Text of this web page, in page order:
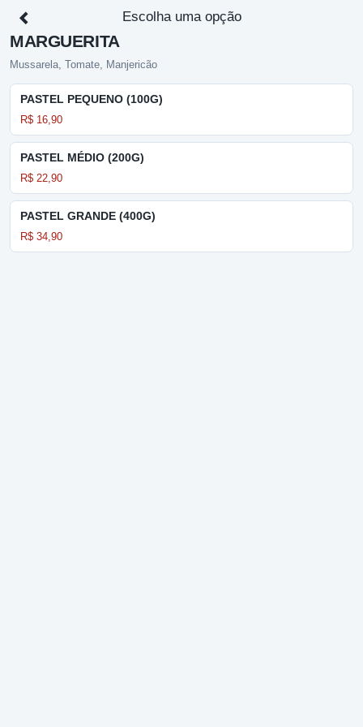
Escolha uma opção
MARGUERITA
Mussarela, Tomate, Manjericão
PASTEL PEQUENO (100G)
R$ 16,90
PASTEL MÉDIO (200G)
R$ 22,90
PASTEL GRANDE (400G)
R$ 34,90